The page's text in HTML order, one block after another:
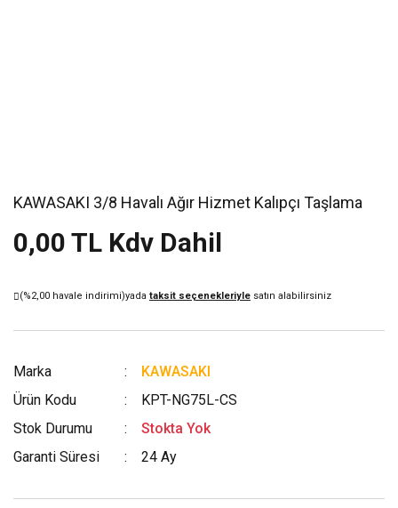
KAWASAKI 3/8 Havalı Ağır Hizmet Kalıpçı Taşlama
0,00 TL Kdv Dahil
(%2,00 havale indirimi)yada taksit seçenekleriyle satın alabilirsiniz
Marka
KAWASAKI
Ürün Kodu
KPT-NG75L-CS
Stok Durumu
Stokta Yok
Garanti Süresi
24 Ay